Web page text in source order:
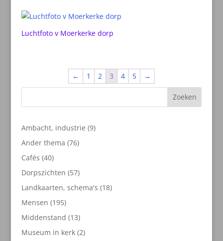
Luchtfoto v Moerkerke dorp
← 1 2 3 4 5 →
Zoeken
Ambacht, industrie 99
Ander thema 7676
Cafés 4040
producten
Dorpszichten 5757
producten
Landkaarten, schema's 1818
Mensen 195195
producten
Middenstand 1313
producten
Museum in kerk 22